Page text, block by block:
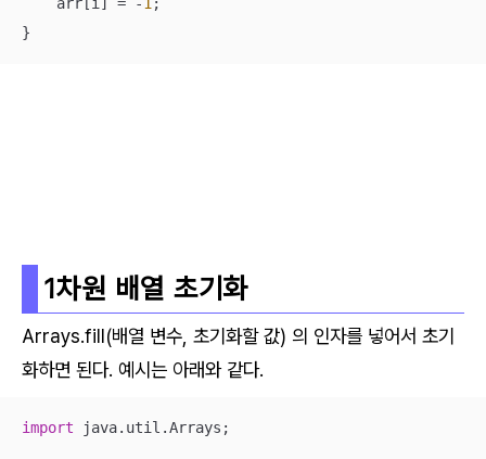
    arr[i] = -
1;
}
1차원 배열 초기화
Arrays.fill(배열 변수, 초기화할 값) 의 인자를 넣어서 초기
화하면 된다. 예시는 아래와 같다.
import java.util.Arrays;